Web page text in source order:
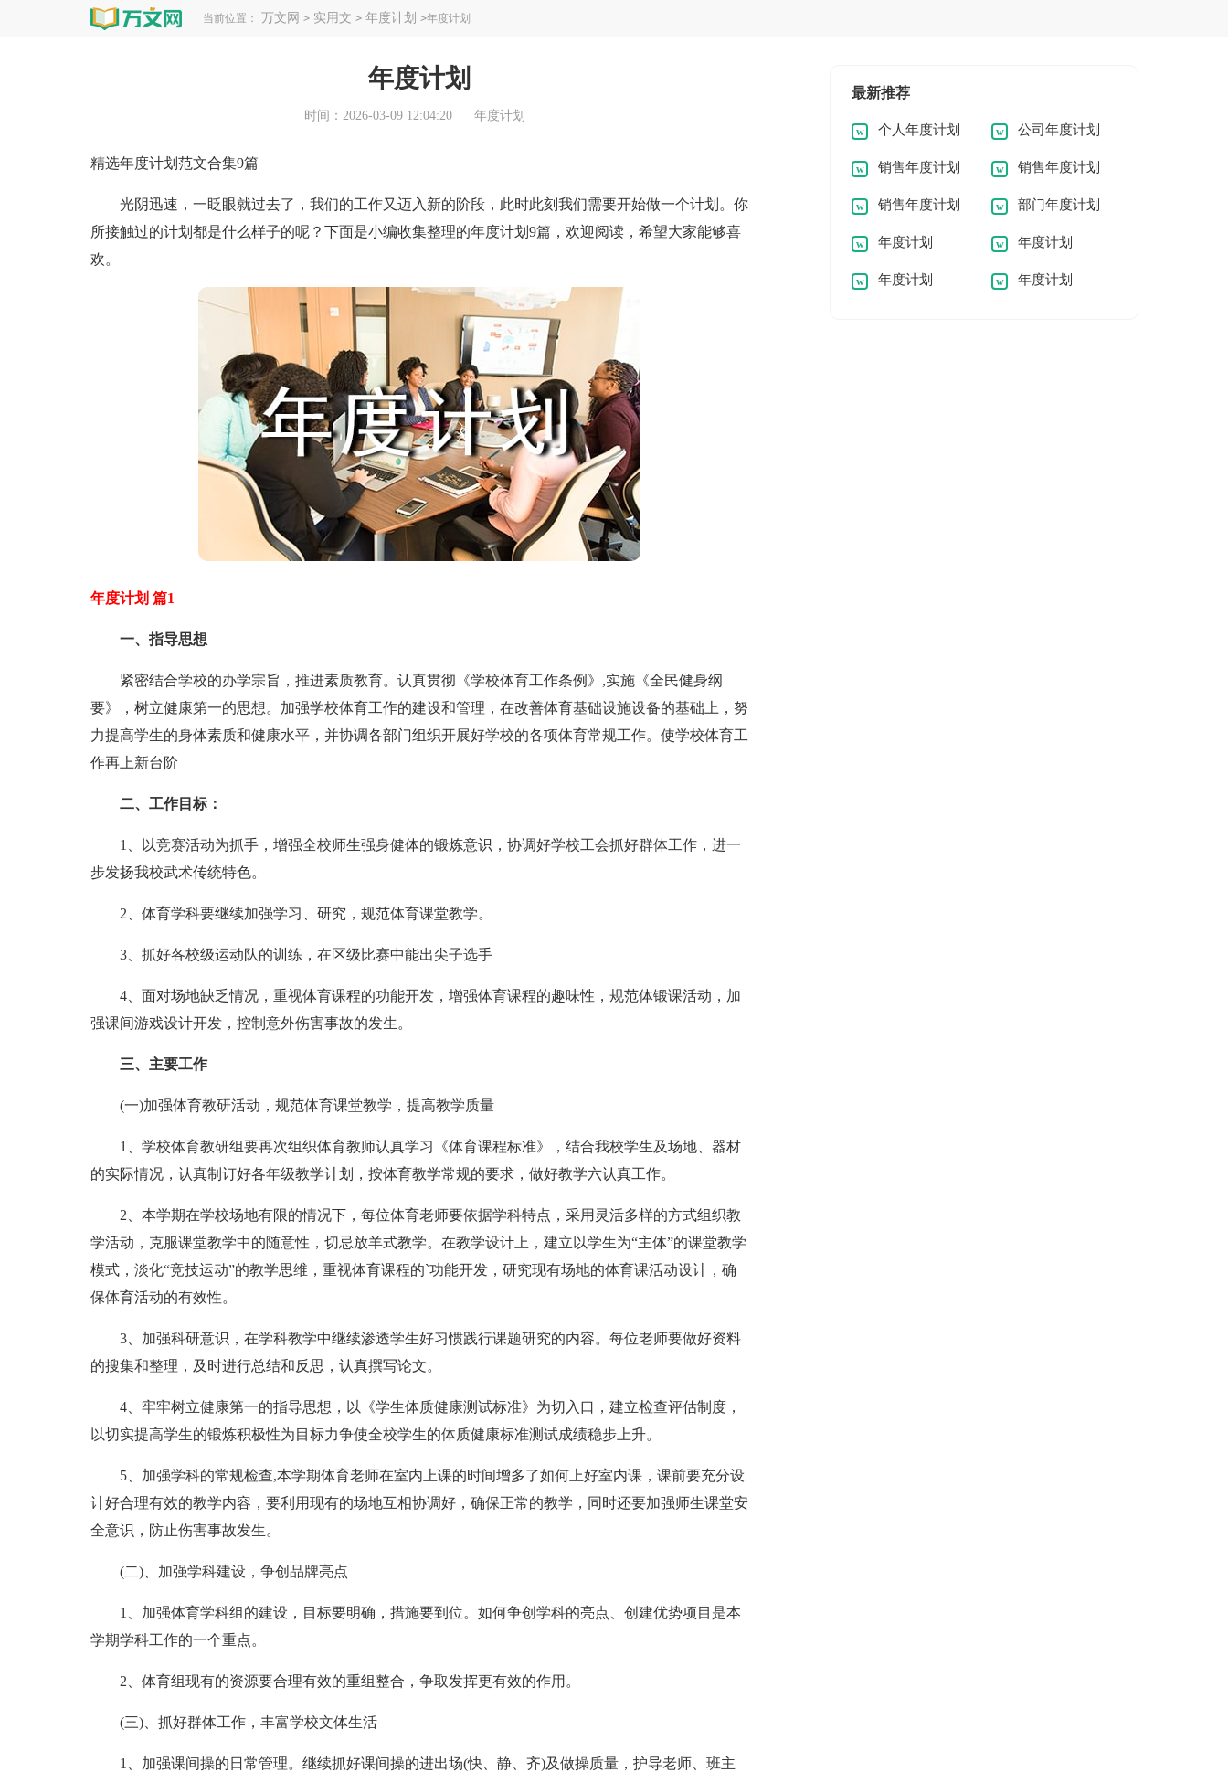
当前位置： 万文网 > 实用文 > 年度计划 >年度计划
年度计划
时间：2026-03-09 12:04:20 年度计划
精选年度计划范文合集9篇
光阴迅速，一眨眼就过去了，我们的工作又迈入新的阶段，此时此刻我们需要开始做一个计划。你
所接触过的计划都是什么样子的呢？下面是小编收集整理的年度计划9篇，欢迎阅读，希望大家能够喜
欢。
年度计划 篇1
一、指导思想
紧密结合学校的办学宗旨，推进素质教育。认真贯彻《学校体育工作条例》,实施《全民健身纲
要》，树立健康第一的思想。加强学校体育工作的建设和管理，在改善体育基础设施设备的基础上，努
力提高学生的身体素质和健康水平，并协调各部门组织开展好学校的各项体育常规工作。使学校体育工
作再上新台阶
二、工作目标：
1、以竞赛活动为抓手，增强全校师生强身健体的锻炼意识，协调好学校工会抓好群体工作，进一
步发扬我校武术传统特色。
2、体育学科要继续加强学习、研究，规范体育课堂教学。
3、抓好各校级运动队的训练，在区级比赛中能出尖子选手
4、面对场地缺乏情况，重视体育课程的功能开发，增强体育课程的趣味性，规范体锻课活动，加
强课间游戏设计开发，控制意外伤害事故的发生。
三、主要工作
(一)加强体育教研活动，规范体育课堂教学，提高教学质量
1、学校体育教研组要再次组织体育教师认真学习《体育课程标准》，结合我校学生及场地、器材
的实际情况，认真制订好各年级教学计划，按体育教学常规的要求，做好教学六认真工作。
2、本学期在学校场地有限的情况下，每位体育老师要依据学科特点，采用灵活多样的方式组织教
学活动，克服课堂教学中的随意性，切忌放羊式教学。在教学设计上，建立以学生为“主体”的课堂教学
模式，淡化“竞技运动”的教学思维，重视体育课程的`功能开发，研究现有场地的体育课活动设计，确
保体育活动的有效性。
3、加强科研意识，在学科教学中继续渗透学生好习惯践行课题研究的内容。每位老师要做好资料
的搜集和整理，及时进行总结和反思，认真撰写论文。
4、牢牢树立健康第一的指导思想，以《学生体质健康测试标准》为切入口，建立检查评估制度，
以切实提高学生的锻炼积极性为目标力争使全校学生的体质健康标准测试成绩稳步上升。
5、加强学科的常规检查,本学期体育老师在室内上课的时间增多了如何上好室内课，课前要充分设
计好合理有效的教学内容，要利用现有的场地互相协调好，确保正常的教学，同时还要加强师生课堂安
全意识，防止伤害事故发生。
(二)、加强学科建设，争创品牌亮点
1、加强体育学科组的建设，目标要明确，措施要到位。如何争创学科的亮点、创建优势项目是本
学期学科工作的一个重点。
2、体育组现有的资源要合理有效的重组整合，争取发挥更有效的作用。
(三)、抓好群体工作，丰富学校文体生活
1、加强课间操的日常管理。继续抓好课间操的进出场(快、静、齐)及做操质量，护导老师、班主
最新推荐
个人年度计划 公司年度计划
销售年度计划 销售年度计划
销售年度计划 部门年度计划
年度计划 年度计划
年度计划 年度计划